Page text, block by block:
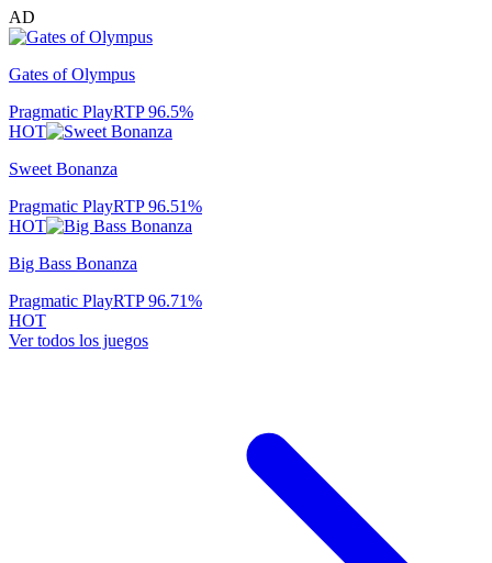
AD
Gates of Olympus
Pragmatic PlayRTP96.5%
HOT
Sweet Bonanza
Pragmatic PlayRTP96.51%
HOT
Big Bass Bonanza
Pragmatic PlayRTP96.71%
HOT
Ver todos los juegos